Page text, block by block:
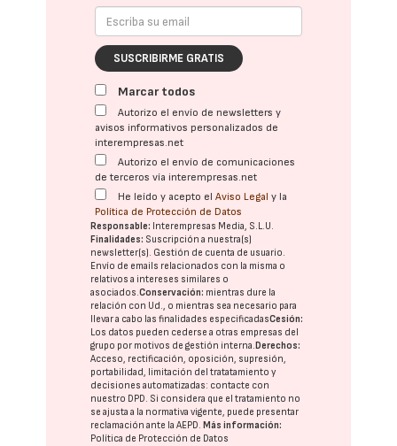
SUSCRIBIRME GRATIS
Marcar todos
Autorizo el envío de newsletters y
avisos informativos personalizados de
interempresas.net
Autorizo el envío de comunicaciones
de terceros vía interempresas.net
He leído y acepto elAviso Legal y la
Política de Protección de Datos
Responsable: Interempresas Media, S.L.U.
Finalidades: Suscripción a nuestra(s)
newsletter(s). Gestión de cuenta de usuario.
Envío de emails relacionados con la misma o
relativos a intereses similares o
asociados.Conservación: mientras dure la
relación con Ud., o mientras sea necesario para
llevar a cabo las finalidades especificadasCesión:
Los datos pueden cederse a otras empresas del
grupo por motivos de gestión interna. Derechos:
Acceso, rectificación, oposición, supresión,
portabilidad, limitación del tratatamiento y
decisiones automatizadas: contacte con
nuestro DPD. Si considera que el tratamiento no
se ajusta a la normativa vigente, puede presentar
reclamación ante laAEPD. Más información:
Política de Protección de Datos